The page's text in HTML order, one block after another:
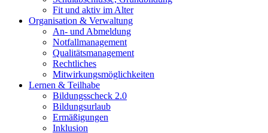
Fit und aktiv im Alter
Organisation & Verwaltung
An- und Abmeldung
Notfallmanagement
Qualitätsmanagement
Rechtliches
Mitwirkungsmöglichkeiten
Lernen & Teilhabe
Bildungsscheck 2.0
Bildungsurlaub
Ermäßigungen
Inklusion